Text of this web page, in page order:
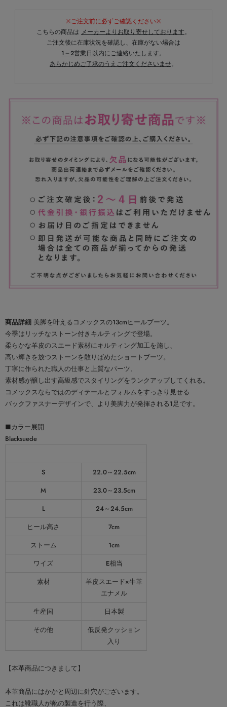
※ご注文前に必ずご確認ください※
こちらの商品は メーカーよりお取り寄せしております。
ご注文後に在庫状況を確認し、在庫がない場合は
1～2営業日以内にご連絡いたします。
あらかじめご了承のうえご注文くださいませ。
商品詳細 美脚を叶えるコメックスの13cmヒールブーツ。
今季はリッチなストーン付きキルティングで登場。
柔らかな羊皮のスエード素材にキルティング加工を施し、
高い輝きを放つストーンを散りばめたショートブーツ。
丁寧に作られた職人の仕事と上質なパーツ、
素材感が醸し出す高級感でスタイリングをランクアップしてくれる。
コメックスならではのディテールとフォルムをすっきり見せる
バックファスナーデザインで、より美脚力が発揮される1足です。
■カラー展開
Blacksuede
S
22.0～22.5cm
M
23.0～23.5cm
L
24～24.5cm
ヒール高さ
7cm
ストーム
1cm
ワイズ
E相当
素材
羊皮スエード×牛革
エナメル
生産国
日本製
その他
低反発クッション
入り
【本革商品につきまして】
本革商品にはかかと周辺に針穴がございます。
これは靴職人が靴の製造を行う際、